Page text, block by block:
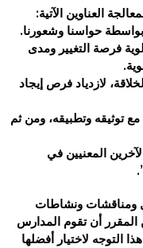
العناوين الآتية:
حواسنا وشعورنا.
فرصة التغيير ومدى
لازدياد فرص إيجاد
توثيقه وتطبيقه، ومن ثم
المعنيين في
ومناقشات ونشاطات
المقرر أن تقوم المدارس
التوجه لاختيار أفضلها